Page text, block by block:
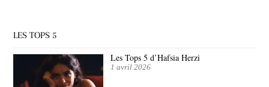
LES TOPS 5
Les Tops 5 d’Hafsia Herzi
1 avril 2026